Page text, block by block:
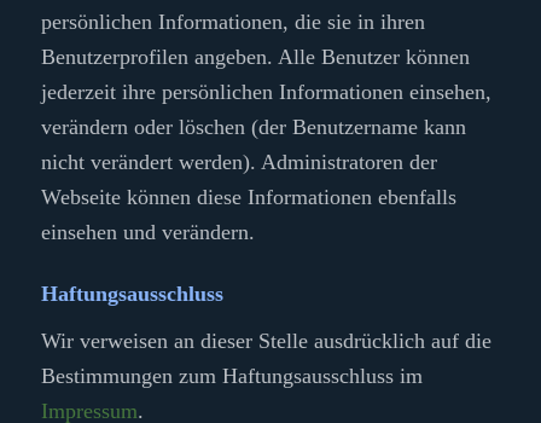
persönlichen Informationen, die sie in ihren
Benutzerprofilen angeben. Alle Benutzer können
jederzeit ihre persönlichen Informationen einsehen,
verändern oder löschen (der Benutzername kann
nicht verändert werden). Administratoren der
Webseite können diese Informationen ebenfalls
einsehen und verändern.
Haftungsausschluss
Wir verweisen an dieser Stelle ausdrücklich auf die
Bestimmungen zum Haftungsausschluss im
Impressum.